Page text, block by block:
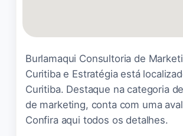
Juçara
O que mais gostei
Burlamaqui Consultoria de
Curitiba e Estratégia está
Curitiba. Destaque na categoria
de marketing, conta com uma
Confira aqui todos os detalhes.